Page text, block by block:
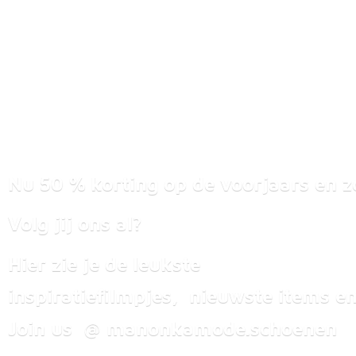
Nu 50 % korting op de voorjaars en
Volg jij ons al?
Hier zie je de leukste
inspiratiefilmpjes, nieuwste items
Join us @ manonkamode.schoenen